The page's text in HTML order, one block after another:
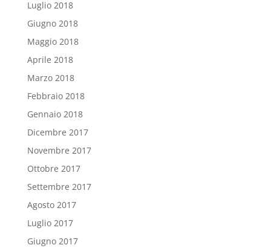
Luglio 2018
Giugno 2018
Maggio 2018
Aprile 2018
Marzo 2018
Febbraio 2018
Gennaio 2018
Dicembre 2017
Novembre 2017
Ottobre 2017
Settembre 2017
Agosto 2017
Luglio 2017
Giugno 2017